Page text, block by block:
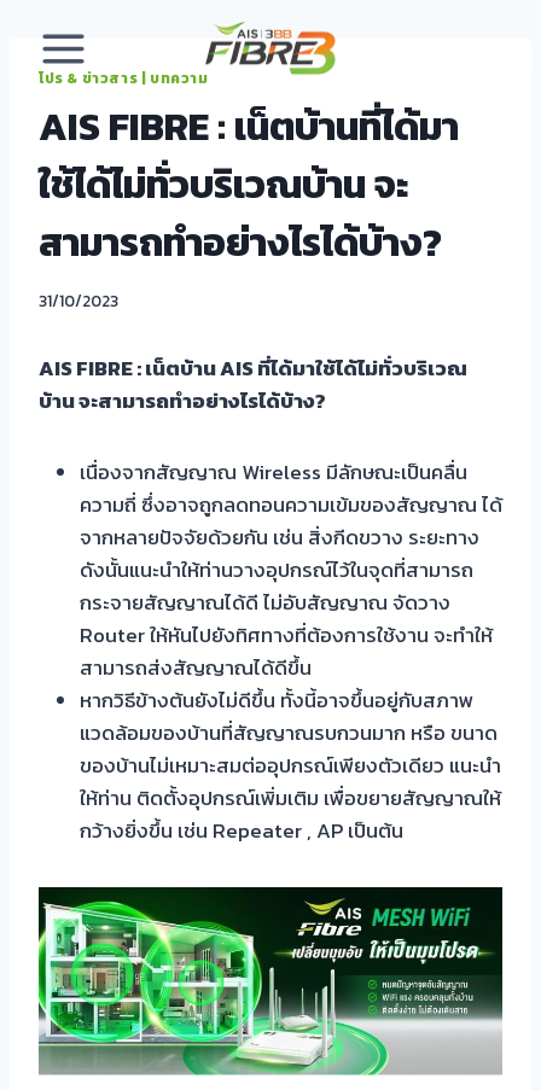
contentโปร & ข่าวสาร | บทความ
AIS FIBRE : เน็ตบ้านที่ได้มา
ใช้ได้ไม่ทั่วบริเวณบ้าน จะ
สามารถทำอย่างไรได้บ้าง?
31/10/2023
AIS FIBRE : เน็ตบ้าน AIS ที่ได้มาใช้ได้ไม่ทั่วบริเวณ
บ้าน จะสามารถทำอย่างไรได้บ้าง?
เนื่องจากสัญญาณ Wireless มีลักษณะเป็นคลื่น
ความถี่ ซึ่งอาจถูกลดทอนความเข้มของสัญญาณ ได้
จากหลายปัจจัยด้วยกัน เช่น สิ่งกีดขวาง ระยะทาง
ดังนั้นแนะนำให้ท่านวางอุปกรณ์ไว้ในจุดที่สามารถ
กระจายสัญญาณได้ดี ไม่อับสัญญาณ จัดวาง
Router ให้หันไปยังทิศทางที่ต้องการใช้งาน จะทำให้
สามารถส่งสัญญาณได้ดีขึ้น
หากวิธีข้างต้นยังไม่ดีขึ้น ทั้งนี้อาจขึ้นอยู่กับสภาพ
แวดล้อมของบ้านที่สัญญาณรบกวนมาก หรือ ขนาด
ของบ้านไม่เหมาะสมต่ออุปกรณ์เพียงตัวเดียว แนะนำ
ให้ท่าน ติดตั้งอุปกรณ์เพิ่มเติม เพื่อขยายสัญญาณให้
กว้างยิ่งขึ้น เช่น Repeater , AP เป็นต้น